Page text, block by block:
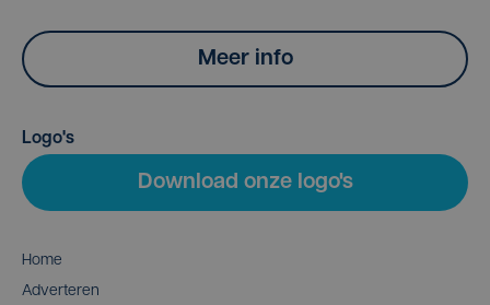
Meer info
Logo's
Download onze logo's
Home
Adverteren